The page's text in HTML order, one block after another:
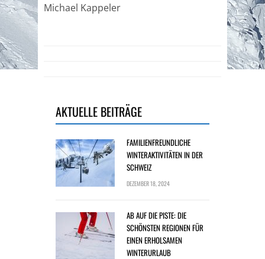
Michael Kappeler
AKTUELLE BEITRÄGE
FAMILIENFREUNDLICHE
WINTERAKTIVITÄTEN IN DER
SCHWEIZ
DEZEMBER 18, 2024
AB AUF DIE PISTE: DIE
SCHÖNSTEN REGIONEN FÜR
EINEN ERHOLSAMEN
WINTERURLAUB